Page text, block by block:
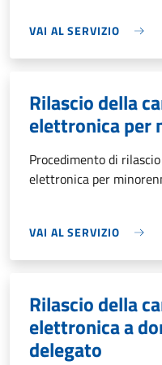
VAI AL SERVIZIO
Rilascio della
elettronica per
Procedimento di
elettronica per
VAI AL SERVIZIO
Rilascio della
elettronica a
delegato